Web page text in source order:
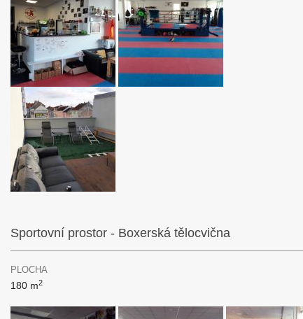
Sportovní prostor - Boxerská tělocvična
PLOCHA
180 m2